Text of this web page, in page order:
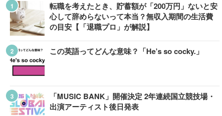
転職を考えたとき、貯蓄額が「200万円」ないと安
心して辞めらないって本当？無収入期間の生活費
の目安【「退職プロ」が解説】
この英語ってどんな意味？「He’s so cocky.」
「MUSIC BANK」開催決定 2年連続国立競技場・
出演アーティスト後日発表